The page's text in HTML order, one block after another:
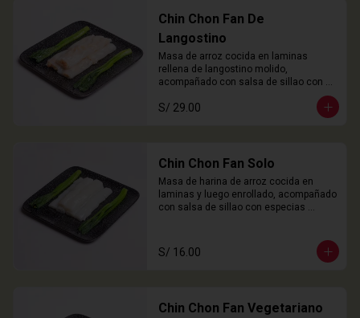
Chin Chon Fan De
Langostino
Masa de arroz cocida en laminas
rellena de langostino molido,
acompañado con salsa de sillao con
3 Unidades
S/ 29.00
Chin Chon Fan Solo
Masa de harina de arroz cocida en
laminas y luego enrollado, acompañado
con salsa de sillao con especias
S/ 16.00
Chin Chon Fan Vegetariano